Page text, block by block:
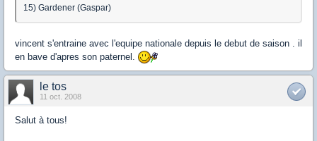
15) Gardener (Gaspar)
vincent s'entraine avec l'equipe nationale depuis le debut de saison . il
en bave d'apres son paternel.
le tos
11 oct. 2008
Salut à tous!